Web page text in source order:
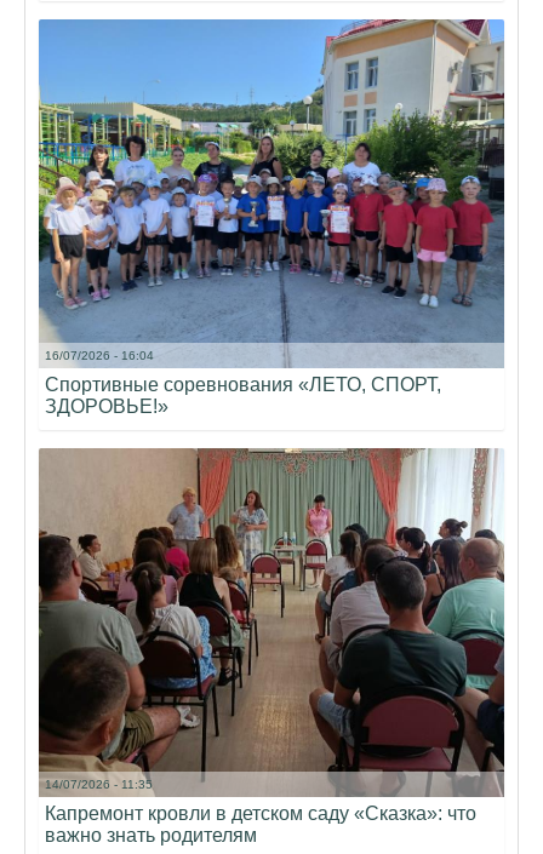
16/07/2026 - 16:04
Спортивные соревнования «ЛЕТО, СПОРТ,
ЗДОРОВЬЕ!»
14/07/2026 - 11:35
Капремонт кровли в детском саду «Сказка»: что
важно знать родителям